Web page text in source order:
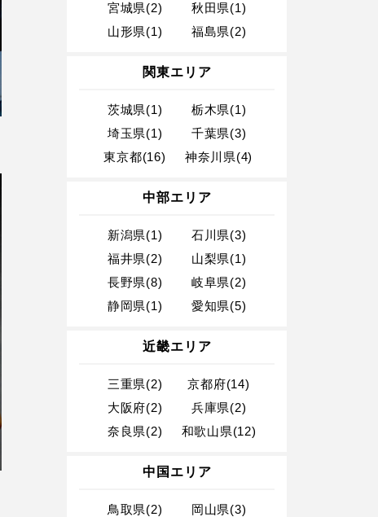
宮城県(2)
秋田県(1)
山形県(1)
福島県(2)
関東エリア
茨城県(1)
栃木県(1)
埼玉県(1)
千葉県(3)
東京都(16)
神奈川県(4)
中部エリア
新潟県(1)
石川県(3)
福井県(2)
山梨県(1)
長野県(8)
岐阜県(2)
静岡県(1)
愛知県(5)
近畿エリア
三重県(2)
京都府(14)
大阪府(2)
兵庫県(2)
奈良県(2)
和歌山県(12)
中国エリア
鳥取県(2)
岡山県(3)